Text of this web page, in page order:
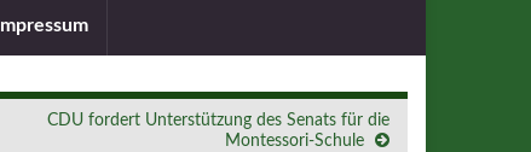
Impressum
CDU fordert Unterstützung des Senats für die
Montessori-Schule